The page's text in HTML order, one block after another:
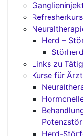
Refresherkurs
Herd –
Links zu
Kurse für
Herd-